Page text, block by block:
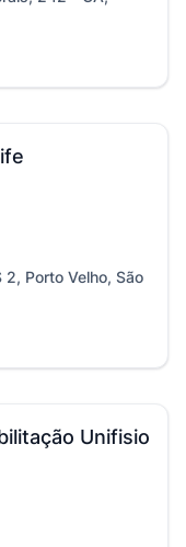
Porto Velho, São
Unifisio